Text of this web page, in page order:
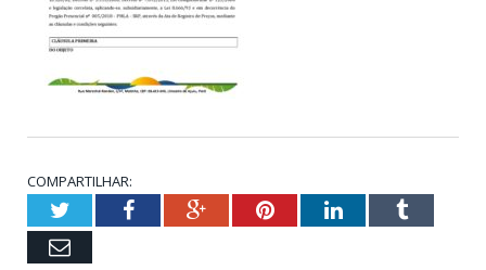
COMPARTILHAR:
TwitterFacebookGoogle+PinterestLinkedInTumblr
Email